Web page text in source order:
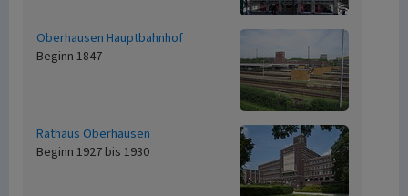
Oberhausen Hauptbahnhof
Beginn 1847
Rathaus Oberhausen
Beginn 1927 bis 1930